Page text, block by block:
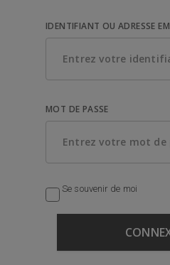
IDENTIFIANT OU ADRESSE
MOT DE PASSE
Se souvenir de moi